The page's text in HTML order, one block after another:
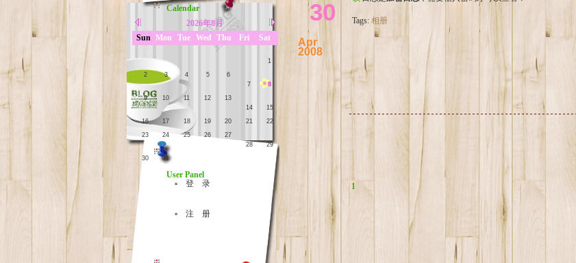
30
Apr
2008
Tags: 相册
1
Calendar
2026年8月
Sun Mon Tue Wed Thu Fri Sat
1
2
3 4 5
6
7
8
9
10 11 12
13
14
15
16
17 18 19 20 21
22
23
24 25 26
27
28
29
30
31
User Panel
▫ 登 录
▫ 注 册